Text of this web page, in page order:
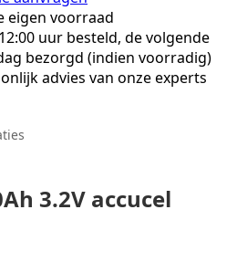
eigen voorraad
uur besteld, de volgende
bezorgd (indien voorradig)
advies van onze experts
3.2V accucel